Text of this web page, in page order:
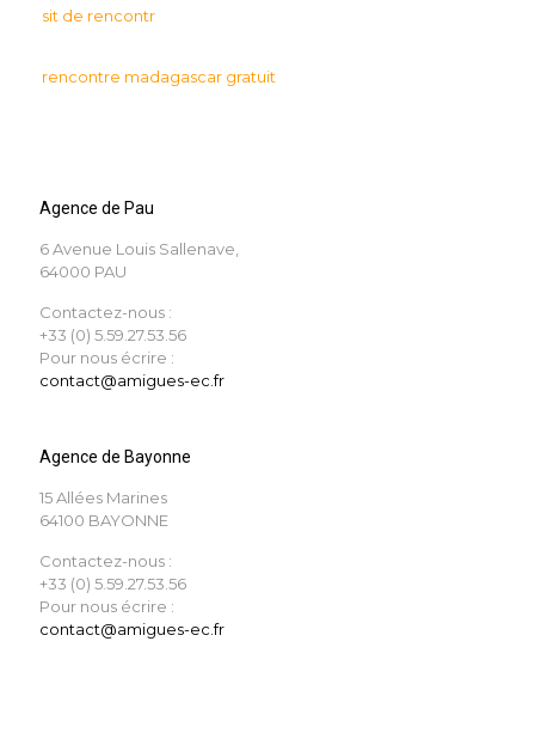
sit de rencontr
rencontre madagascar gratuit
Agence de Pau
6 Avenue Louis Sallenave,
64000 PAU
Contactez-nous :
+33 (0) 5.59.27.53.56
Pour nous écrire :
contact@amigues-ec.fr
Agence de Bayonne
15 Allées Marines
64100 BAYONNE
Contactez-nous :
+33 (0) 5.59.27.53.56
Pour nous écrire :
contact@amigues-ec.fr